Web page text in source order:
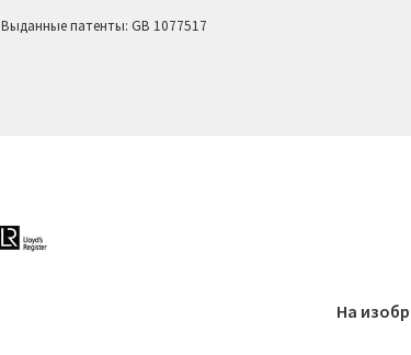
Выданные патенты: GB 1077517
На